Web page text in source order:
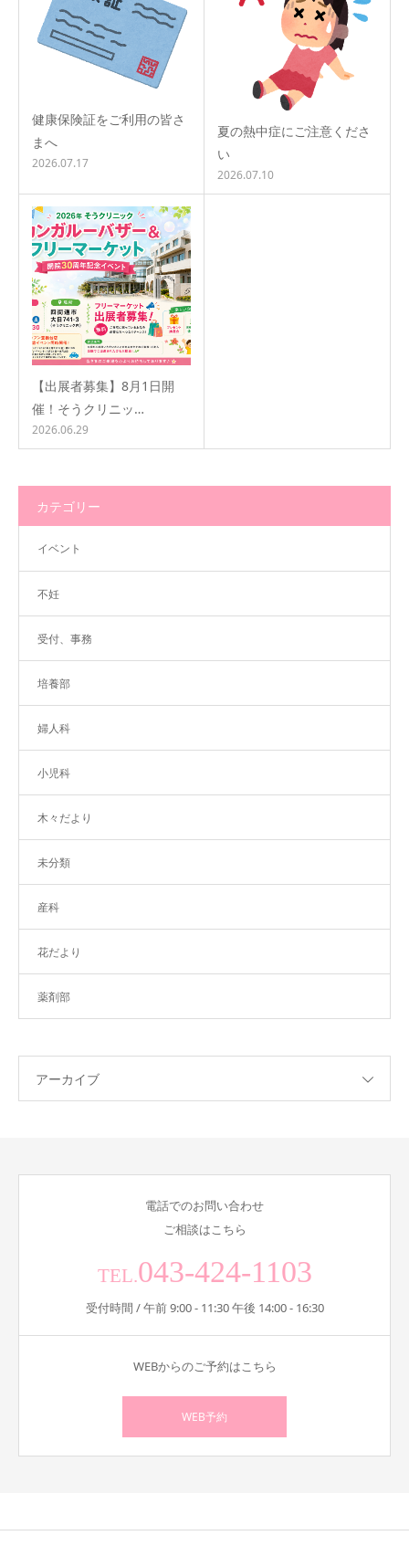
健康保険証をご利用の皆さ
まへ
2026.07.17
夏の熱中症にご注意くださ
い
2026.07.10
【出展者募集】8月1日開
催！そうクリニッ…
2026.06.29
カテゴリー
イベント
不妊
受付、事務
培養部
婦人科
小児科
木々だより
未分類
産科
花だより
薬剤部
アーカイブ
電話でのお問い合わせ
ご相談はこちら
TEL.043-424-1103
受付時間 / 午前 9:00 - 11:30 午後 14:00 - 16:30
WEBからのご予約はこちら
WEB予約